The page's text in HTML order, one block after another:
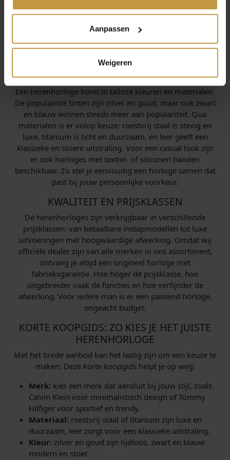
Aanpassen
Weigeren
look kun je kiezen voor horloges met een minimalistische
of houd je van een actieve levensstijl? Dan zijn sportieve
chronografen met extra functies zoals stopwatch en
KLEUREN EN MATERIALEN
Een herenhorloge komt in talloze kleuren en materialen.
De populairste tinten zijn zilver en goud, maar ook zwart
en blauw winnen steeds meer aan populariteit. Qua
materialen is er volop keuze: roestvrij staal is stevig en
luxe, titanium is licht en duurzaam, en leer geeft een
klassieke en stoere uitstraling. Voor een casual look zijn
er ook horloges met textiel- of siliconen banden
beschikbaar. Zo stel je eenvoudig een horloge samen dat
past bij jouw persoonlijke voorkeur.
KWALITEIT EN PRIJSKLASSEN
De herenhorloges zijn verkrijgbaar in verschillende
prijsklassen: van betaalbare instapmodellen tot luxe
uitvoeringen met hoogwaardige afwerking. Omdat wij
officiële dealer zijn van alle merken in ons assortiment,
ontvang je altijd een origineel horloge met
fabrieksgarantie. Hoe hoger de prijsklasse, hoe
uitgebreider vaak de functies en hoe verfijnder de
afwerking. Voor iedere man is er een passend horloge,
ongeacht budget.
KORTE KOOPGIDS: ZO KIES JE HET JUISTE
HERENHORLOGE
Met het brede aanbod kan het lastig zijn om een keuze te
maken. Deze korte koopgids helpt je op weg:
Merk: kies een merk dat aansluit bij jouw stijl, zoals
Calvin Klein voor minimalistisch design of Tommy
Hilfiger voor sportief en trendy.
Materiaal: roestvrij staal of titanium zijn luxe en
duurzaam, leer zorgt voor een klassieke uitstraling.
Kleur: zilver en goud zijn tijdloos, zwart en blauw
modern en stoer.